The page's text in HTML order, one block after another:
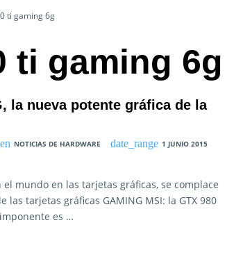
ti gaming 6g
ti gaming 6g
la nueva potente gráfica de la
NOTICIAS DE HARDWARE
1 JUNIO 2015
mundo en las tarjetas gráficas, se complace
tarjetas gráficas GAMING MSI: la GTX 980
es …